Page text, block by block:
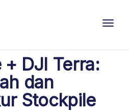
+ DJI Terra:
dan
Stockpile